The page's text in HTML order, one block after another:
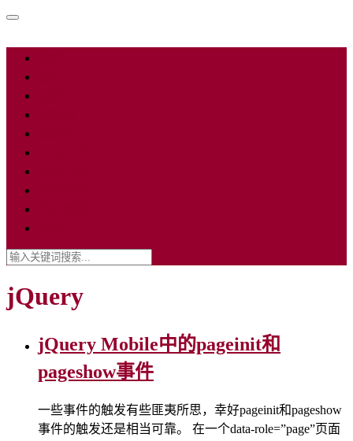
jQuery
jQuery Mobile中的pageinit和
pageshow事件
一些事件的触发有些匪夷所思，幸好pageinit和pageshow
事件的触发还是相当可靠。 在一个data-role=”page”页面